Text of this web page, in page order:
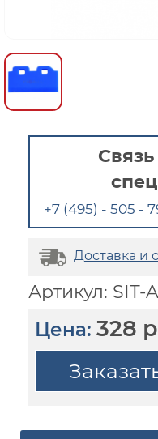
+7 (495) - 505 -
Доставка и
Артикул: SIT-
Цена: 328